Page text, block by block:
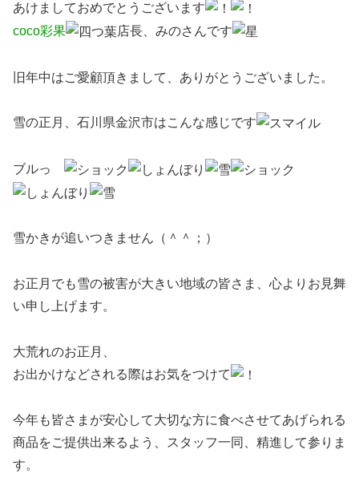
あけましておめでとうございます
coco彩果
店長、みのさんです
旧年中はご愛顧頂きまして、ありがとうございました。
雪の正月、石川県金沢市はこんな感じです
ブルっ
雪かきが追いつきません（＾＾；）
お正月でも雪の被害が大きい地域の皆さま、心よりお見舞
い申し上げます。
大荒れのお正月、
お出かけなどされる際はお気をつけて
今年も皆さまが安心して大切な方に食べさせてあげられる
商品をご提供出来るよう、スタッフ一同、精進して参りま
す。